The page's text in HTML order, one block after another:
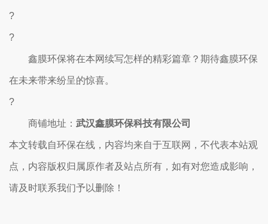
?
?
鑫膜环保将在本网续写怎样的精彩篇章？期待鑫膜环保
在未来带来纷呈的惊喜。
?
商铺地址： 武汉鑫膜环保科技有限公司
本文转载自环保在线，内容均来自于互联网，不代表本站观
点，内容版权归属原作者及站点所有，如有对您造成影响，
请及时联系我们予以删除！